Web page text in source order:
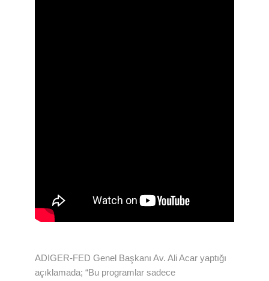
ADIGER-FED Genel Başkanı Av. Ali Acar yaptığı
açıklamada; “Bu programlar sadece